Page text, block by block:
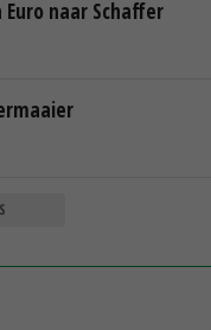
naar Schaffer